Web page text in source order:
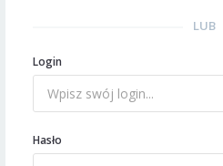
LUB
Login
Hasło